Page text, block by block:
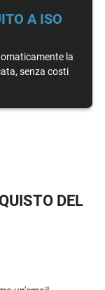
A ISO
la
senza costi
DEL